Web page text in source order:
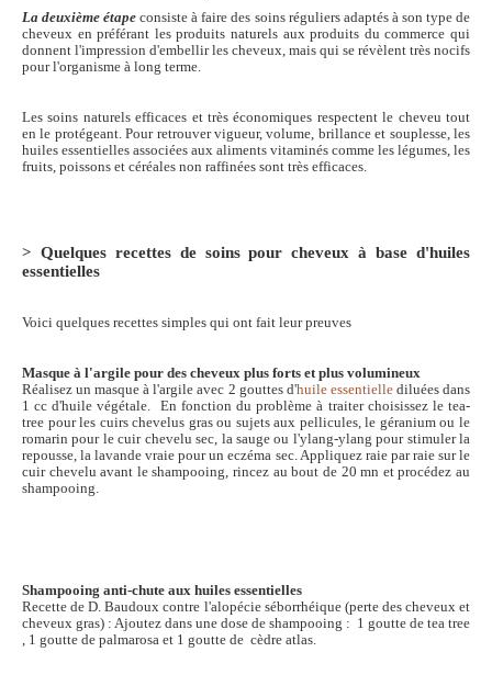
La deuxième étape consiste à faire des soins réguliers adaptés à son type de
cheveux en préférant les produits naturels aux produits du commerce qui
donnent l'impression d'embellir les cheveux, mais qui se révèlent très nocifs
pour l'organisme à long terme.
Les soins naturels efficaces et très économiques respectent le cheveu tout
en le protégeant. Pour retrouver vigueur, volume, brillance et souplesse, les
huiles essentielles associées aux aliments vitaminés comme les légumes, les
fruits, poissons et céréales non raffinées sont très efficaces.
> Quelques recettes de soins pour cheveux à base d'huiles
essentielles
Voici quelques recettes simples qui ont fait leur preuves
Masque à l'argile pour des cheveux plus forts et plus volumineux
Réalisez un masque à l'argile avec 2 gouttes d'huile essentiellediluées dans
1 cc d'huile végétale. En fonction du problème à traiter choisissez le tea-
tree pour les cuirs chevelus gras ou sujets aux pellicules, le géranium ou le
romarin pour le cuir chevelu sec, la sauge ou l'ylang-ylang pour stimuler la
repousse, la lavande vraie pour un eczéma sec. Appliquez raie par raie sur le
cuir chevelu avant le shampooing, rincez au bout de 20 mn et procédez au
shampooing.
Shampooing anti-chute aux huiles essentielles
Recette de D. Baudoux contre l'alopécie séborrhéique (perte des cheveux et
cheveux gras) : Ajoutez dans une dose de shampooing : 1 goutte de tea tree
, 1 goutte de palmarosa et 1 goutte de cèdre atlas.